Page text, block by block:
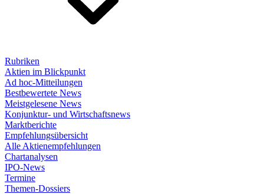
Rubriken
Aktien im Blickpunkt
Ad hoc-Mitteilungen
Bestbewertete News
Meistgelesene News
Konjunktur- und Wirtschaftsnews
Marktberichte
Empfehlungsübersicht
Alle Aktienempfehlungen
Chartanalysen
IPO-News
Termine
Themen-Dossiers